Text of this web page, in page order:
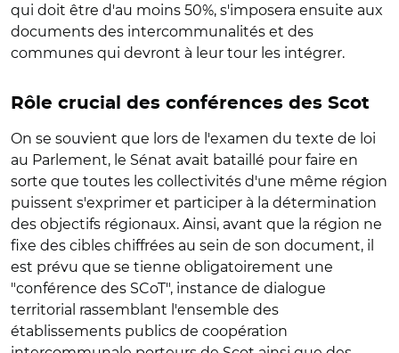
qui doit être d'au moins 50%, s'imposera ensuite aux
documents des intercommunalités et des
communes qui devront à leur tour les intégrer.
Rôle crucial des conférences des Scot
On se souvient que lors de l'examen du texte de loi
au Parlement, le Sénat avait bataillé pour faire en
sorte que toutes les collectivités d'une même région
puissent s'exprimer et participer à la détermination
des objectifs régionaux. Ainsi, avant que la région ne
fixe des cibles chiffrées au sein de son document, il
est prévu que se tienne obligatoirement une
"conférence des SCoT", instance de dialogue
territorial rassemblant l'ensemble des
établissements publics de coopération